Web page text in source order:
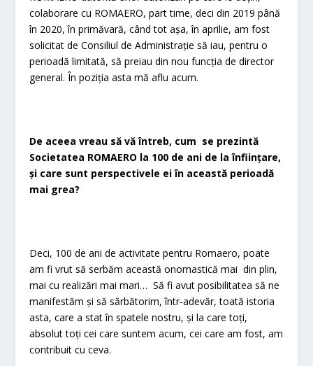
colaborare cu ROMAERO, part time, deci din 2019 până
în 2020, în primăvară, când tot așa, în aprilie, am fost
solicitat de Consiliul de Administrație să iau, pentru o
perioadă limitată, să preiau din nou funcția de director
general. În poziția asta mă aflu acum.
De aceea vreau să vă întreb, cum se prezintă
Societatea ROMAERO la 100 de ani de la înființare,
și care sunt perspectivele ei în această perioadă
mai grea?
Deci, 100 de ani de activitate pentru Romaero, poate
am fi vrut să serbăm această onomastică mai din plin,
mai cu realizări mai mari… Să fi avut posibilitatea să ne
manifestăm și să sărbătorim, într-adevăr, toată istoria
asta, care a stat în spatele nostru, și la care toți,
absolut toți cei care suntem acum, cei care am fost, am
contribuit cu ceva.